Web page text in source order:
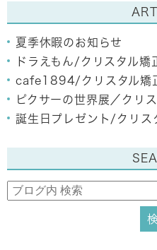
夏季休暇のお知らせ
ドラえもん/クリスタル矯
cafe1894/クリスタル矯
ピクサーの世界展／クリ
誕生日プレゼント/クリス